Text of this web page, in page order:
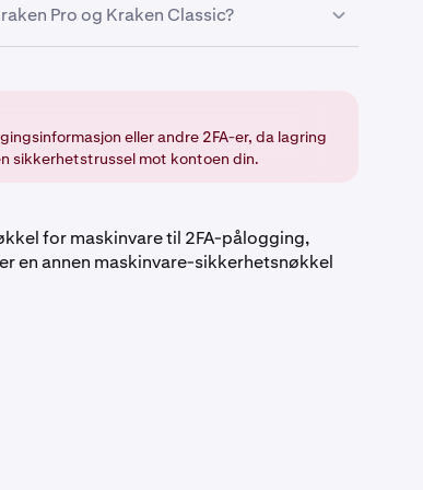
Pro og Kraken Classic?
hjørne av siden.
oppsettet av din hovednøkkel.
eller andre 2FA-er, da lagring
sikkerhetstrussel mot kontoen din.
for maskinvare til 2FA-pålogging,
en annen maskinvare-sikkerhetsnøkkel